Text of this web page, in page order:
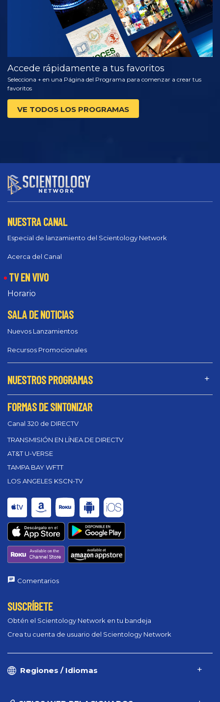
Accede rápidamente a tus favoritos
Selecciona + en una Página del Programa para comenzar a crear tus
favoritos
VE TODOS LOS PROGRAMAS
NUESTRA CANAL
Especial de lanzamiento del Scientology Network
Acerca del Canal
TV EN VIVO
Horario
SALA DE NOTICIAS
Nuevos Lanzamientos
Recursos Promocionales
NUESTROS PROGRAMAS
FORMAS DE SINTONIZAR
Canal 320 de DIRECTV
TRANSMISIÓN EN LÍNEA DE DIRECTV
AT&T U-VERSE
TAMPA BAY WFTT
LOS ANGELES KSCN-TV
Comentarios
SUSCRÍBETE
Obtén el Scientology Network en tu bandeja
Crea tu cuenta de usuario del Scientology Network
Regiones / Idiomas